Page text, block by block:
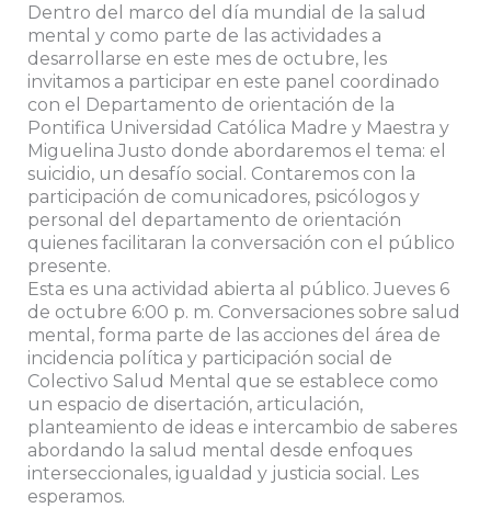
Dentro del marco del día mundial de la salud
mental y como parte de las actividades a
desarrollarse en este mes de octubre, les
invitamos a participar en este panel coordinado
con el Departamento de orientación de la
Pontifica Universidad Católica Madre y Maestra y
Miguelina Justo donde abordaremos el tema: el
suicidio, un desafío social. Contaremos con la
participación de comunicadores, psicólogos y
personal del departamento de orientación
quienes facilitaran la conversación con el público
presente.
Esta es una actividad abierta al público. Jueves 6
de octubre ️6:00 p. m. Conversaciones sobre salud
mental, forma parte de las acciones del área de
incidencia política y participación social de
Colectivo Salud Mental que se establece como
un espacio de disertación, articulación,
planteamiento de ideas e intercambio de saberes
abordando la salud mental desde enfoques
interseccionales, igualdad y justicia social. Les
esperamos.